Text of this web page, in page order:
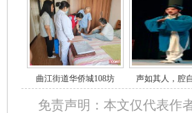
曲江街道华侨城108坊 声如其人，腔
免责声明：本文仅代表作